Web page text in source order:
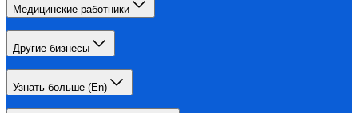
Медицинские работники
Другие бизнесы
Узнать больше (En)